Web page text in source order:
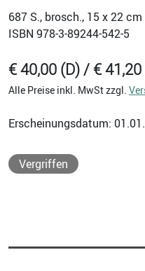
687 S., brosch., 15 x 22 cm
ISBN 978-3-89244-542-5
€ 40,00 (D) / € 41,20
Alle Preise inkl. MwSt zzgl.
Erscheinungsdatum:
Vergriffen